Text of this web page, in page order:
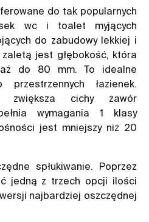
do tak popularnych
wc i toalet myjących
do zabudowy lekkiej i
jest głębokość, która
aż do 80 mm. To idealne
łazienek.
zwiększa cichy zawór
wymagania 1 klasy
jest mniejszy niż 20
spłukiwanie. Poprzez
jedną z trzech opcji ilości
najbardziej oszczędnej